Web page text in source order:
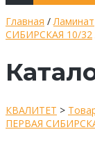
Главная /Ламинат
СИБИРСКАЯ 10/32
КВАЛИТЕТ >
ПЕРВАЯ